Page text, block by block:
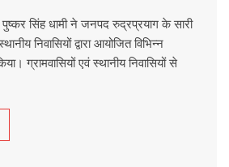
सिंह धामी ने जनपद रुद्रप्रयाग के सारी
निवासियों द्वारा आयोजित विभिन्न
ग्रामवासियों एवं स्थानीय निवासियों से